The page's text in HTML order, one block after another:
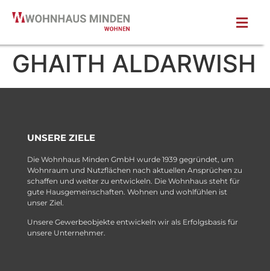
GHAITH ALDARWISH
UNSERE ZIELE
Die Wohnhaus Minden GmbH wurde 1939 gegründet, um
Wohnraum und Nutzflächen nach aktuellen Ansprüchen zu
schaffen und weiter zu entwickeln. Die Wohnhaus steht für
gute Hausgemeinschaften. Wohnen und wohlfühlen ist
unser Ziel.
Unsere Gewerbeobjekte entwickeln wir als Erfolgsbasis für
unsere Unternehmer.